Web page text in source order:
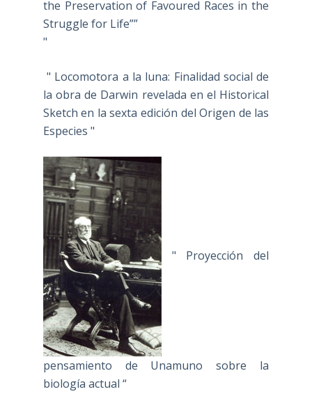
the Preservation of Favoured Races in the
Struggle for Life””
"
" Locomotora a la luna: Finalidad social de
la obra de Darwin revelada en el Historical
Sketch en la sexta edición del Origen de las
Especies "
" Proyección del
pensamiento de Unamuno sobre la
biología actual “